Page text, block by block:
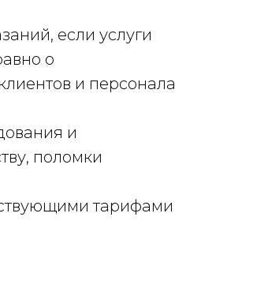
если услуги
о
и персонала
и
поломки
тарифами